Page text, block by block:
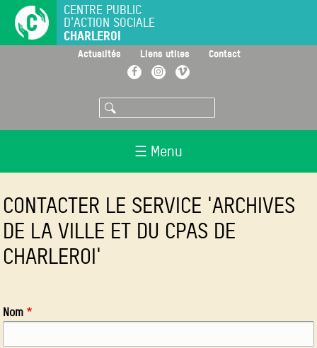
principal
CENTRE PUBLIC
D'ACTION SOCIALE
CHARLEROI
Actualités Liens utiles Contact
FacebookInstagramVimeo
Rechercher
☰ Menu
CONTACTER LE SERVICE 'ARCHIVES
DE LA VILLE ET DU CPAS DE
CHARLEROI'
Nom